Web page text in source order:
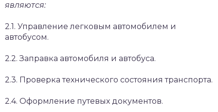
являются:
2.1. Управление легковым автомобилем и
автобусом.
2.2. Заправка автомобиля и автобуса.
2.3. Проверка технического состояния транспорта.
2.4. Оформление путевых документов.